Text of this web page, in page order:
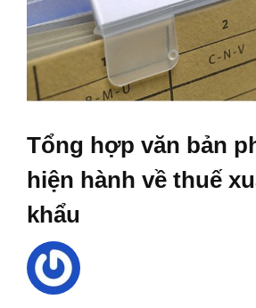
Tổng hợp văn bản
hiện hành về thuế
khẩu